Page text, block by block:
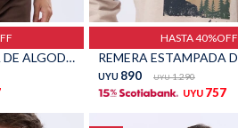
REMERA ESTAMPADA DE ALGODÓN - Azul
Talle
HASTA 40%OFF
UYU 890 UYU 1.290
UYU 757